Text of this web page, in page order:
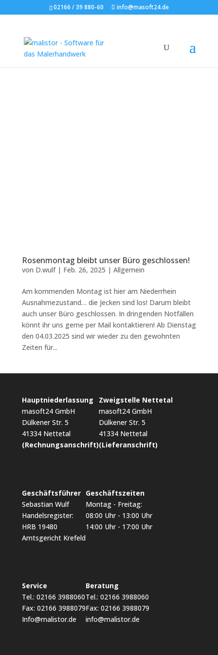
02166 / 39 880-60 info@masoft24.de
Rosenmontag bleibt unser Büro geschlossen!
von D.wulf| Feb. 26, 2025 | Allgemein
Am kommenden Montag ist hier am Niederrhein
Ausnahmezustand… die Jecken sind los! Darum bleibt
auch unser Büro geschlossen. In dringenden Notfällen
könnt ihr uns gerne per Mail kontaktieren! Ab Dienstag
den 04.03.2025 sind wir wieder zu den gewohnten
Zeiten für...
Hauptniederlassung
masoft24 GmbH
Dülkener Str. 5
41334 Nettetal
(Rechnungsanschrift)
Zweigstelle Nettetal
masoft24 GmbH
Dülkener Str. 5
41334 Nettetal
(Lieferanschrift)
Geschäftsführer
Sebastian Wulf
Handelsregister:
HRB 19480
Amtsgericht Krefeld
Geschäftszeiten
Montag - Freitag:
08:00 Uhr - 13:00 Uhr
14:00 Uhr - 17:00 Uhr
Service
Tel.: 02166 3988060
Fax: 02166 3988079
Info@malistor.de
Beratung
Tel.: 02166 3988060
Fax: 02166 3988079
info@malistor.de